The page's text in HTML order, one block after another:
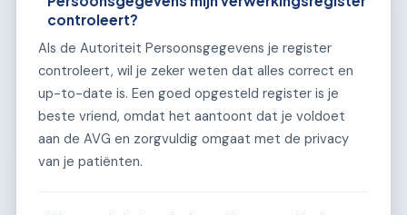
controleert?
Als de Autoriteit Persoonsgegevens je register
controleert, wil je zeker weten dat alles correct en
up-to-date is. Een goed opgesteld register is je
beste vriend, omdat het aantoont dat je voldoet
aan de AVG en zorgvuldig omgaat met de privacy
van je patiënten.